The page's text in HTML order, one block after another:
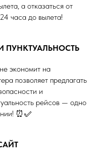
а отказаться от
часа до вылета!
ПУНКТУАЛЬНОСТЬ
экономит на
позволяет предлагать
и
рейсов — одно
⏰✅